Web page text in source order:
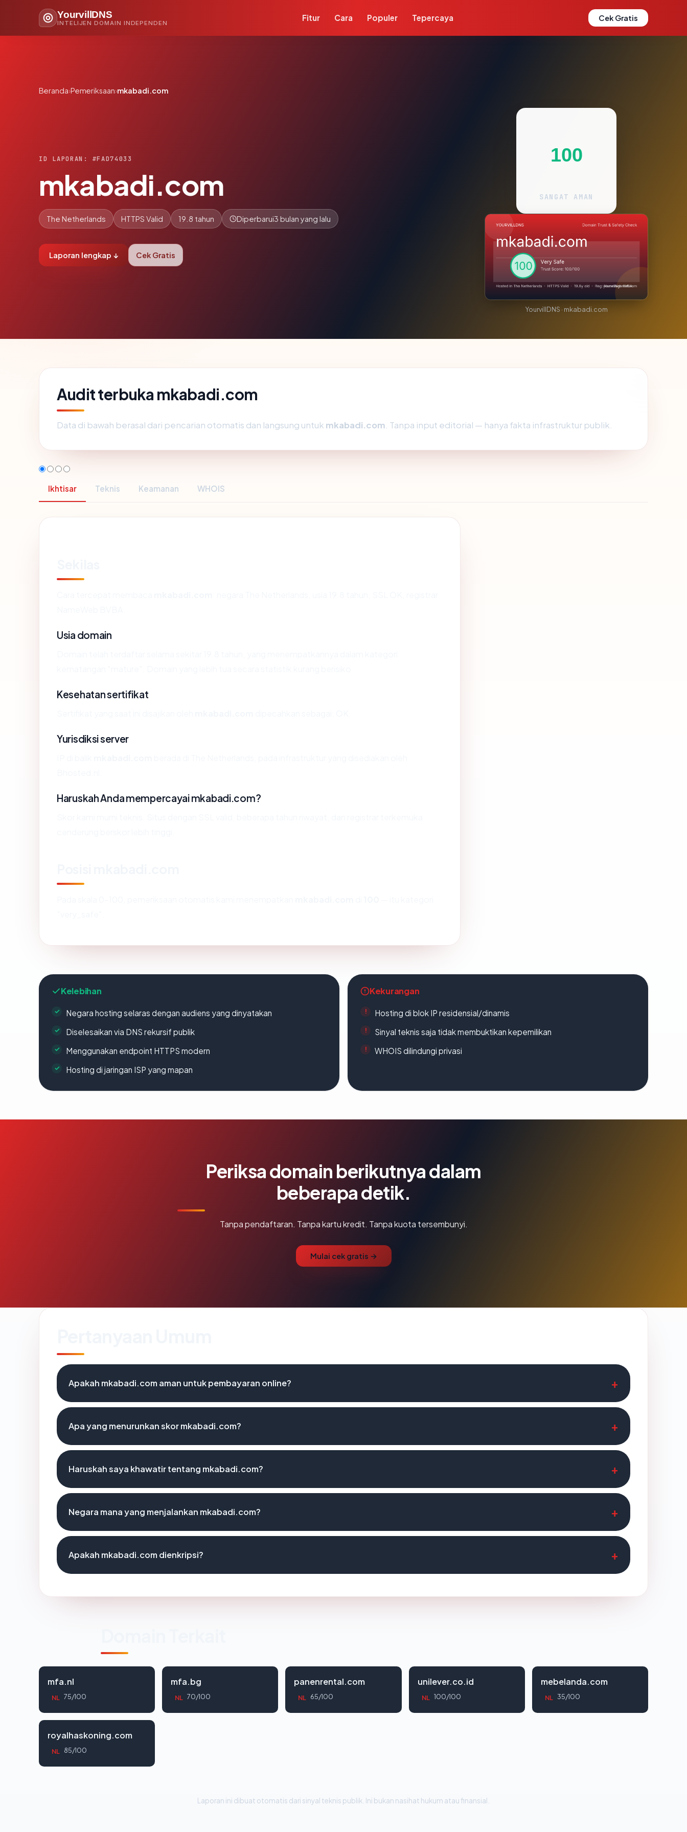
YourvillDNS
INTELIJEN DOMAIN INDEPENDEN
Fitur Cara Populer Tepercaya Cek Gratis
Beranda›Pemeriksaan›mkabadi.com
ID LAPORAN: #FAD74033
mkabadi.com
The Netherlands HTTPS Valid 19.8 tahun Diperbarui3 bulan yang lalu
Laporan lengkap ↓ Cek Gratis
100
SANGAT AMAN
YourvillDNS · mkabadi.com
Audit terbuka mkabadi.com
Data di bawah berasal dari pencarian otomatis dan langsung untuk mkabadi.com . Tanpa input editorial — hanya fakta infrastruktur publik.
Ikhtisar Teknis Keamanan WHOIS
Usia domain
Kesehatan sertifikat
Yurisdiksi server
Haruskah Anda mempercayai mkabadi.com?
Kelebihan
Negara hosting selaras dengan audiens yang dinyatakan
Diselesaikan via DNS rekursif publik
Menggunakan endpoint HTTPS modern
Hosting di jaringan ISP yang mapan
Kekurangan
Hosting di blok IP residensial/dinamis
Sinyal teknis saja tidak membuktikan kepemilikan
WHOIS dilindungi privasi
Periksa domain berikutnya dalam
beberapa detik.
Tanpa pendaftaran. Tanpa kartu kredit. Tanpa kuota tersembunyi.
Mulai cek gratis →
Apakah mkabadi.com aman untuk pembayaran online?
Apa yang menurunkan skor mkabadi.com?
Haruskah saya khawatir tentang mkabadi.com?
Negara mana yang menjalankan mkabadi.com?
Apakah mkabadi.com dienkripsi?
mfa.nl
NL 75/100
mfa.bg
NL 70/100
panenrental.com
NL 65/100
unilever.co.id
NL 100/100
mebelanda.com
NL 35/100
royalhaskoning.com
NL 85/100
Laporan ini dibuat otomatis dari sinyal teknis publik. Ini bukan nasihat hukum atau finansial.